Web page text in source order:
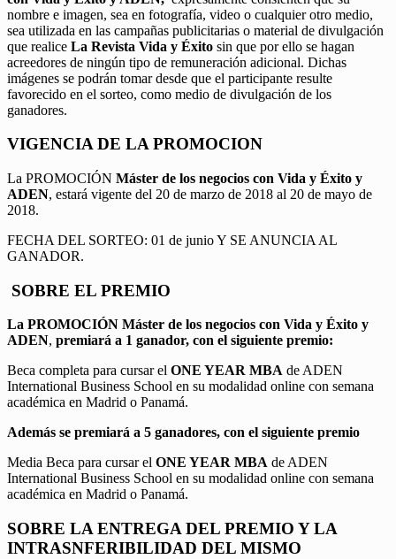
nombre e imagen, sea en fotografía, video o cualquier otro medio,
sea utilizada en las campañas publicitarias o material de divulgación
que realice La Revista Vida y Éxito sin que por ello se hagan
acreedores de ningún tipo de remuneración adicional. Dichas
imágenes se podrán tomar desde que el participante resulte
favorecido en el sorteo, como medio de divulgación de los
ganadores.
VIGENCIA DE LA PROMOCION
La PROMOCIÓN Máster de los negocios con Vida y Éxito y
ADEN, estará vigente del 20 de marzo de 2018 al 20 de mayo de
2018.
FECHA DEL SORTEO: 01 de junio Y SE ANUNCIA AL
GANADOR.
SOBRE EL PREMIO
La PROMOCIÓN Máster de los negocios con Vida y Éxito y
ADEN, premiará a 1 ganador, con el siguiente premio:
Beca completa para cursar el ONE YEAR MBA de ADEN
International Business School en su modalidad online con semana
académica en Madrid o Panamá.
Además se premiará a 5 ganadores, con el siguiente premio
Media Beca para cursar el ONE YEAR MBA de ADEN
International Business School en su modalidad online con semana
académica en Madrid o Panamá.
SOBRE LA ENTREGA DEL PREMIO Y LA
INTRASNFERIBILIDAD DEL MISMO